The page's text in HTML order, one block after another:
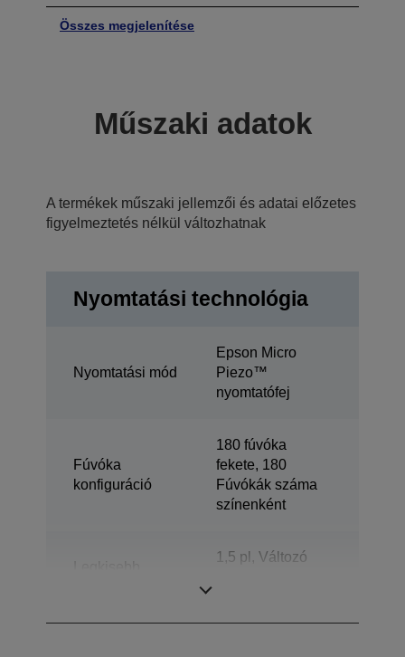
Összes megjelenítése
Műszaki adatok
A termékek műszaki jellemzői és adatai előzetes
figyelmeztetés nélkül változhatnak
Nyomtatási technológia
Nyomtatási mód
Epson Micro
Piezo™
nyomtatófej
Fúvóka
konfiguráció
180 fúvóka
fekete, 180
Fúvókák száma
színenként
1,5 pl, Változó